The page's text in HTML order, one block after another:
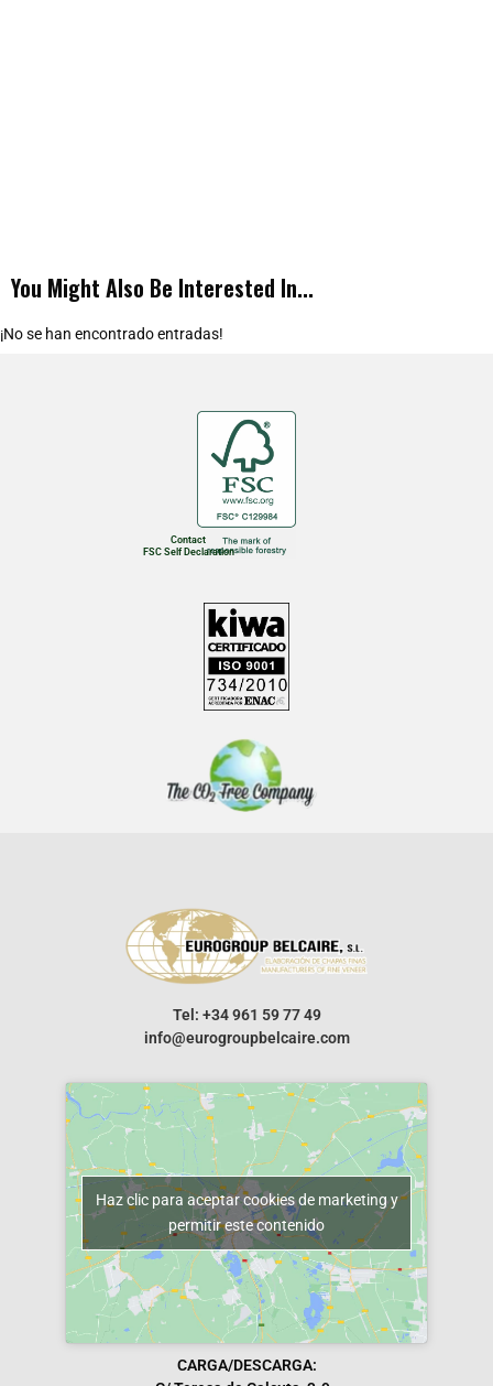
You Might Also Be Interested In...
¡No se han encontrado entradas!
Contact
FSC Self Declaration
Tel: +34 961 59 77 49
info@eurogroupbelcaire.com
Haz clic para aceptar cookies de marketing y
permitir este contenido
CARGA/DESCARGA: